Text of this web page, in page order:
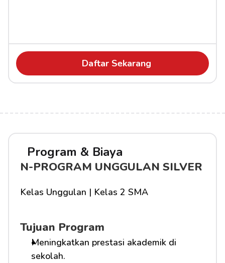
Daftar Sekarang
Program & Biaya
N-PROGRAM UNGGULAN SILVER
Kelas Unggulan | Kelas 2 SMA
Tujuan Program
Meningkatkan prestasi akademik di
sekolah.